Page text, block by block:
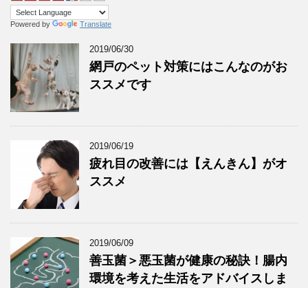
Powered by Translate
2019/06/30
網戸のペット対策にはこんなのがお
ススメです
2019/06/19
疲れ目の改善には【えんきん】がオ
ススメ
2019/06/09
善玉菌＞悪玉菌が健康の秘訣！腸内
環境を考えた生活をアドバイスしま